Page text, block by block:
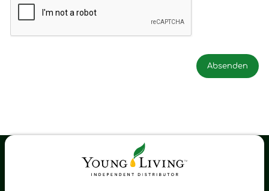
Young Living Shop-Oil Newsletter